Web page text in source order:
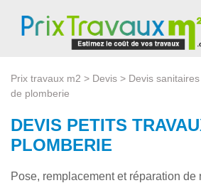
Prix travaux m2 > Devis > Devis sanitaires
de plomberie
DEVIS PETITS
PLOMBERIE
Pose, remplacement et réparation de